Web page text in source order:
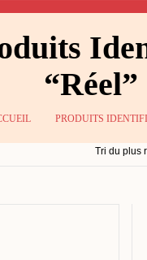
“Réel”
PRODUITS